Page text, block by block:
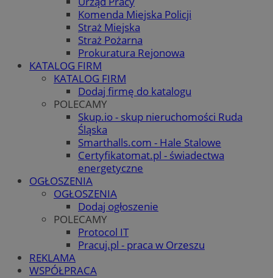
Komenda Miejska Policji
Straż Miejska
Straż Pożarna
Prokuratura Rejonowa
KATALOG FIRM
KATALOG FIRM
Dodaj firmę do katalogu
POLECAMY
Skup.io - skup nieruchomości Ruda
Śląska
Smarthalls.com - Hale Stalowe
Certyfikatomat.pl - świadectwa
energetyczne
OGŁOSZENIA
OGŁOSZENIA
Dodaj ogłoszenie
POLECAMY
Protocol IT
Pracuj.pl - praca w Orzeszu
REKLAMA
WSPÓŁPRACA